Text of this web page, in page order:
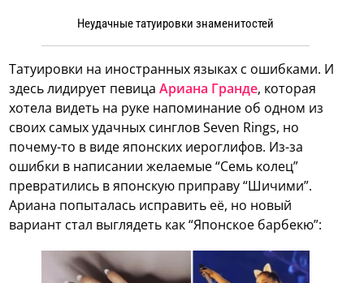
Неудачные татуировки знаменитостей
Татуировки на иностранных языках с ошибками. И
здесь лидирует певицаАриана Гранде, которая
хотела видеть на руке напоминание об одном из
своих самых удачных синглов Seven Rings, но
почему-то в виде японских иероглифов. Из-за
ошибки в написании желаемые “Семь колец”
превратились в японскую приправу “Шичими”.
Ариана попыталась исправить её, но новый
вариант стал выглядеть как “Японское барбекю”: